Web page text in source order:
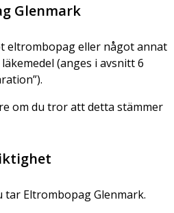
Glenmark
eltrombopag eller något annat
(anges i avsnitt 6
).
om du tror att detta stämmer
tar Eltrombopag Glenmark.